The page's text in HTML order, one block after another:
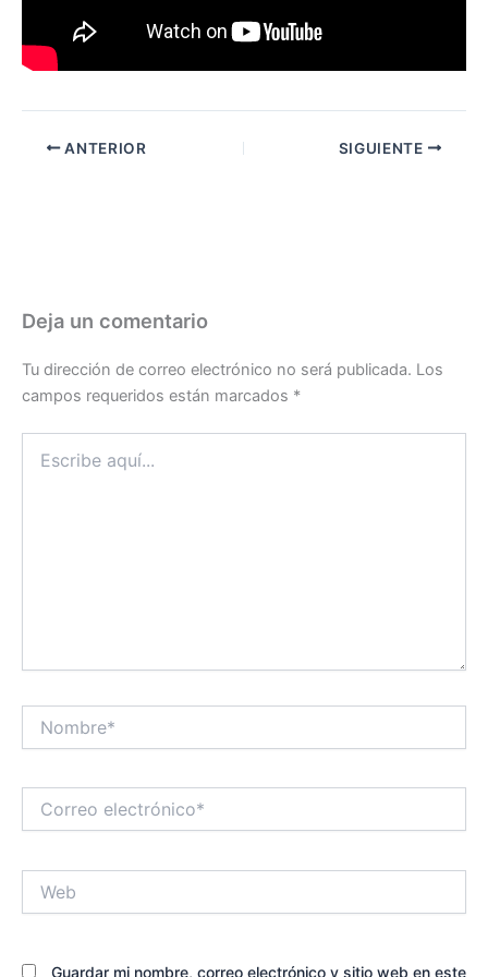
ANTERIOR SIGUIENTE
Deja un comentario
Tu dirección de correo electrónico no será publicada. Los
campos requeridos están marcados *
aquí...
electrónico*
Guardar mi nombre, correo electrónico y sitio web en este